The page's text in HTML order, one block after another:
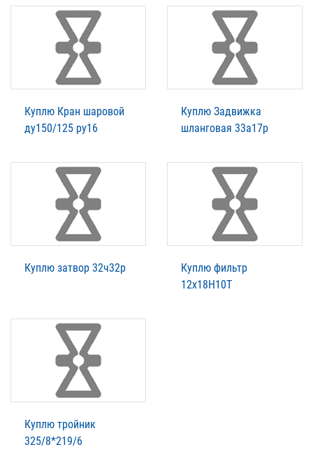
Куплю Кран шаровой
ду150/125 ру16
Куплю Задвижка
шланговая 33а17р
Куплю затвор 32ч32р
Куплю фильтр
12x18H10T
Куплю тройник
325/8*219/6